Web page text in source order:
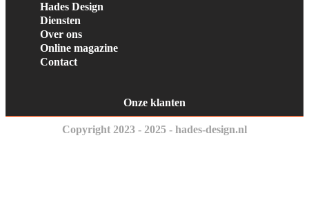
Hades Design
Diensten
Over ons
Online magazine
Contact
Onze klanten
Copyright 2023 - 2025 - hades-design.nl